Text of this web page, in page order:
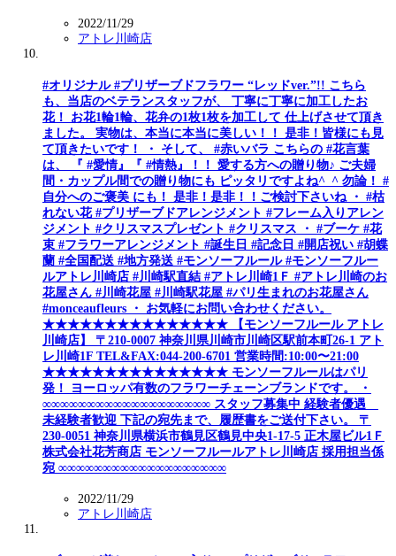
2022/11/29
アトレ川崎店
#オリジナル #プリザーブドフラワー “レッドver.”!! こちら
も、当店のベテランスタッフが、 丁寧に丁寧に加工したお
花！ お花1輪1輪、花弁の1枚1枚を加工して 仕上げさせて頂き
ました。 実物は、本当に本当に美しい！！ 是非！皆様にも見
て頂きたいです！ ・ そして、 #赤いバラ こちらの #花言葉
は、 『 #愛情』『 #情熱』！！ 愛する方への贈り物♪ ご夫婦
間・カップル間での贈り物にも ピッタリですよね^_^ 勿論！ #
自分へのご褒美 にも！ 是非！是非！！ご検討下さいね ・ #枯
れない花 #プリザーブドアレンジメント #フレーム入りアレン
ジメント #クリスマスプレゼント #クリスマス ・ #ブーケ #花
束 #フラワーアレンジメント #誕生日 #記念日 #開店祝い #胡蝶
蘭 #全国配送 #地方発送 #モンソーフルール #モンソーフルー
ルアトレ川崎店 #川崎駅直結 #アトレ川崎1Ｆ #アトレ川崎のお
花屋さん #川崎花屋 #川崎駅花屋 #パリ生まれのお花屋さん
#monceaufleurs ・ お気軽にお問い合わせください。
★★★★★★★★★★★★★★★ 【モンソーフルール アトレ
川崎店】 〒210-0007 神奈川県川崎市川崎区駅前本町26-1 アト
レ川崎1F TEL&FAX:044-200-6701 営業時間:10:00〜21:00
★★★★★★★★★★★★★★★ モンソーフルールはパリ
発！ ヨーロッパ有数のフラワーチェーンブランドです。 ・
∞∞∞∞∞∞∞∞∞∞∞∞∞∞∞∞∞∞∞ スタッフ募集中 経験者優遇
未経験者歓迎 下記の宛先まで、履歴書をご送付下さい。 〒
230-0051 神奈川県横浜市鶴見区鶴見中央1-17-5 正木屋ビル1Ｆ
株式会社花芳商店 モンソーフルールアトレ川崎店 採用担当係
宛 ∞∞∞∞∞∞∞∞∞∞∞∞∞∞∞∞∞∞∞
2022/11/29
アトレ川崎店